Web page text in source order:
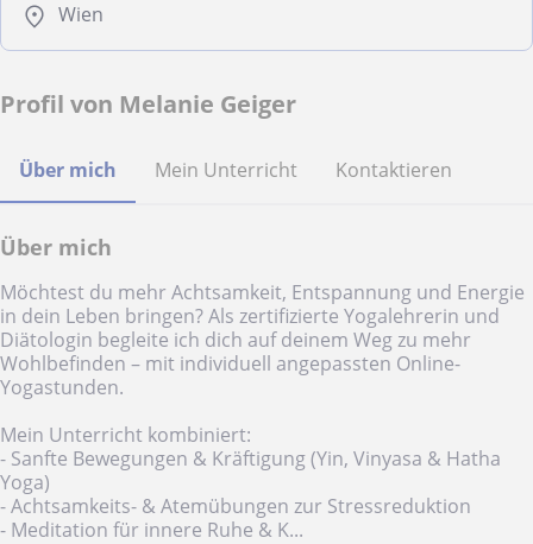
Wien
Profil von Melanie Geiger
Über mich Mein Unterricht Kontaktieren
Über mich
Möchtest du mehr Achtsamkeit, Entspannung und Energie
in dein Leben bringen? Als zertifizierte Yogalehrerin und
Diätologin begleite ich dich auf deinem Weg zu mehr
Wohlbefinden – mit individuell angepassten Online-
Yogastunden.
Mein Unterricht kombiniert:
- Sanfte Bewegungen & Kräftigung (Yin, Vinyasa & Hatha
Yoga)
- Achtsamkeits- & Atemübungen zur Stressreduktion
- Meditation für innere Ruhe & K...